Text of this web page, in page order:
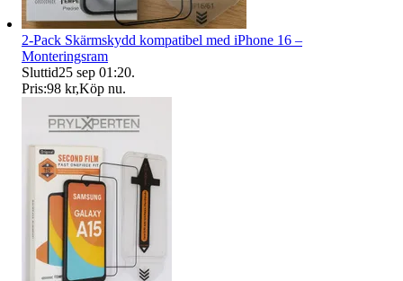
2-Pack Skärmskydd kompatibel med iPhone 16 –
Monteringsram
Sluttid25 sep 01:20.
Pris:98 kr,Köp nu.